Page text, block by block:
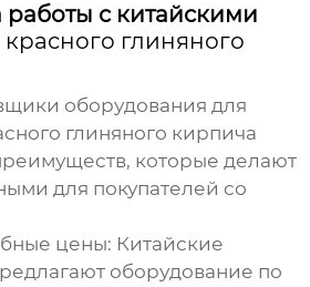
с китайскими
красного глиняного
оборудования для
глиняного кирпича
которые делают
для покупателей со
цены: Китайские
оборудование по